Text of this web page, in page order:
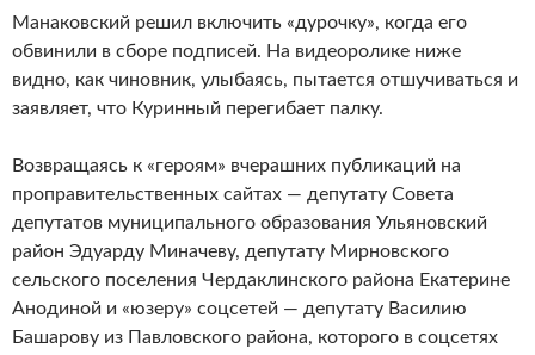
Манаковский решил включить «дурочку», когда его
обвинили в сборе подписей. На видеоролике ниже
видно, как чиновник, улыбаясь, пытается отшучиваться и
заявляет, что Куринный перегибает палку.
Возвращаясь к «героям» вчерашних публикаций на
проправительственных сайтах — депутату Совета
депутатов муниципального образования Ульяновский
район Эдуарду Миначеву, депутату Мирновского
сельского поселения Чердаклинского района Екатерине
Анодиной и «юзеру» соцсетей — депутату Василию
Башарову из Павловского района, которого в соцсетях